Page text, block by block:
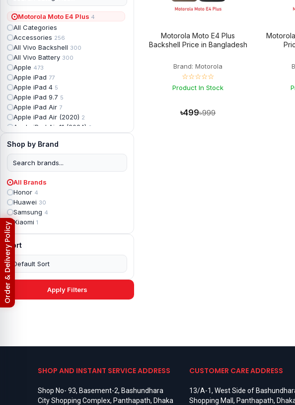
Motorola Moto E4 Plus 4
All Categories
Accessories 256
All Vivo Backshell 300
All Vivo Battery 300
Apple 473
Apple iPad 77
Apple iPad 4 5
Apple iPad 9.7 5
Apple iPad Air 7
Apple iPad Air (2020) 2
Apple iPad Air 11 (2024) 2
Apple iPad Backshell
Apple iPad Battery
Apple iPad Display
Apple iPad mini 2
Apple iPad Mini 3
Apple iPad mini 4
Apple iPad Pro 10.5
Apple iPad Pro 11
Apple iPad Pro 12.96
Apple iPad Pro 12.9 2nd Gen
Apple iPad Pro 9.7 (2016)6
Apple iPad Pro 9.7 (2018)
4
Asus ROG Phone 2
Asus ROG Phone 3
Asus ROG Phone 5s Pro3
Asus Rog Phone 7
Asus ROG Phone 8 3
Shop by Brand
All Brands
Honor 4
Huawei 30
Samsung 4
Xiaomi 1
Sort
Apply Filters
Motorola Moto E4 Plus
Backshell Price in Bangladesh
Brand: Motorola
☆☆☆☆☆
Product In Stock
৳499৳999
SHOP AND INSTANT SERVICE ADDRESS
Shop No- 93, Basement-2, Bashundhara
City Shopping Complex, Panthapath, Dhaka
CUSTOMER CARE ADDRESS
13/A-1, West Side of
Shopping Mall, Panthapath,
Return & Refund Policy